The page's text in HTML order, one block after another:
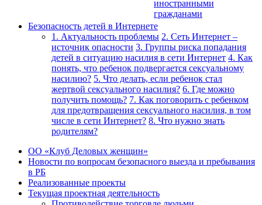
иностранными
гражданами
Безопасность детей в Интернете
1. Актуальность проблемы 2. Сеть Интернет –
источник опасности 3. Группы риска попадания
детей в ситуацию насилия в сети Интернет 4. Как
понять, что ребенок подвергается сексуальному
насилию? 5. Что делать, если ребенок стал
жертвой сексуального насилия? 6. Где можно
получить помощь? 7. Как поговорить с ребенком
для предотвращения сексуального насилия, в том
числе в сети Интернет? 8. Что нужно знать
родителям?
ОО «Клуб Деловых женщин»
Новости по вопросам безопасного выезда и пребывания
в РБ
Реализованные проекты
Текущая проектная деятельность